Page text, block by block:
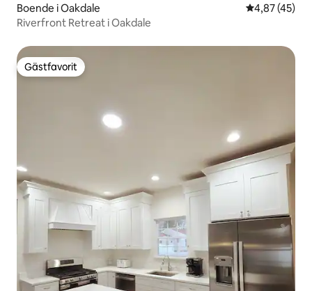
Boende i Oakdale 4,87 av 5 i
4,87 (45)
Riverfront Retreat i Oakdale
Gästfavorit
Gästfavorit